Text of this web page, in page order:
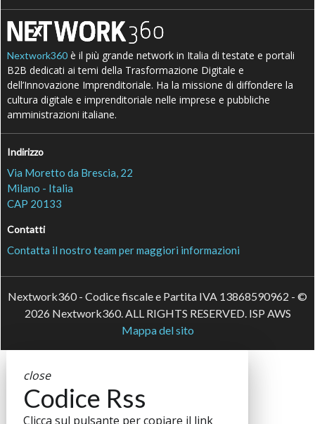
Nextwork360 è il più grande network in Italia di testate e portali
B2B dedicati ai temi della Trasformazione Digitale e
dell’Innovazione Imprenditoriale. Ha la missione di diffondere la
cultura digitale e imprenditoriale nelle imprese e pubbliche
amministrazioni italiane.
Indirizzo
Via Moretto da Brescia, 22
Milano - Italia
CAP 20133
Contatti
Contatta il nostro team per maggiori informazioni
Nextwork360 - Codice fiscale e Partita IVA 13868590962 - ©
2026 Nextwork360. ALL RIGHTS RESERVED. ISP AWS
Mappa del sito
close
Codice Rss
Clicca sul pulsante per copiare il link